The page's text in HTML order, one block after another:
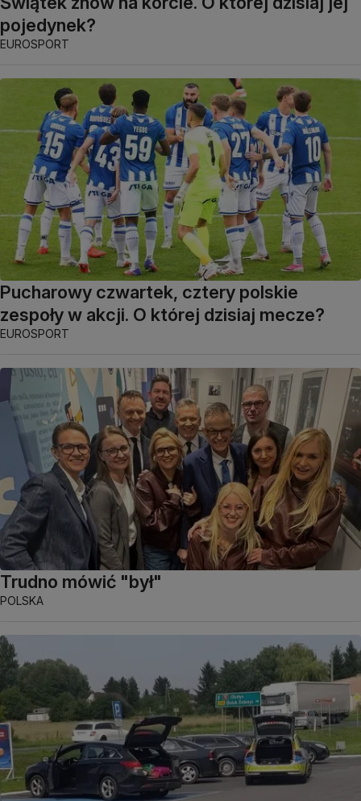
pojedynek?
EUROSPORT
Pucharowy czwartek, cztery polskie
zespoły w akcji. O której dzisiaj mecze?
EUROSPORT
Trudno mówić "był"
POLSKA